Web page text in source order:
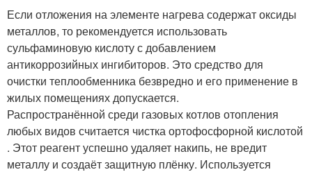
Если отложения на элементе нагрева содержат оксиды
металлов, то рекомендуется использовать
сульфаминовую кислоту с добавлением
антикоррозийных ингибиторов. Это средство для
очистки теплообменника безвредно и его применение в
жилых помещениях допускается.
Распространённой среди газовых котлов отопления
любых видов считается чистка ортофосфорной кислотой
. Этот реагент успешно удаляет накипь, не вредит
металлу и создаёт защитную плёнку. Используется